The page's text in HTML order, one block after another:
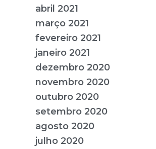
abril 2021
março 2021
fevereiro 2021
janeiro 2021
dezembro 2020
novembro 2020
outubro 2020
setembro 2020
agosto 2020
julho 2020